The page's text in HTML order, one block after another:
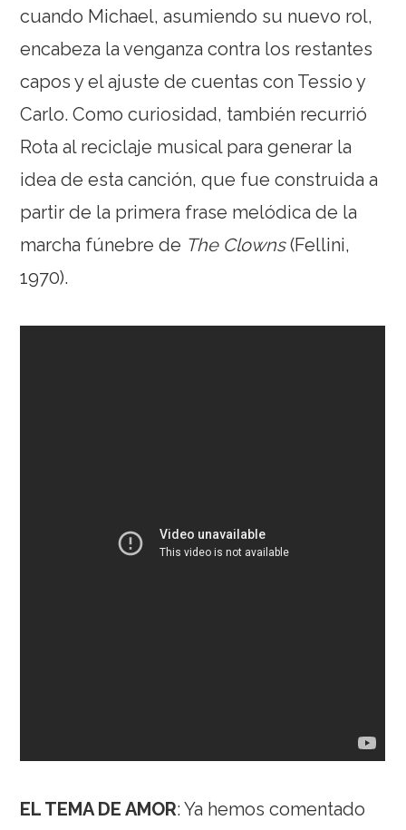
cuando Michael, asumiendo su nuevo rol,
encabeza la venganza contra los restantes
capos y el ajuste de cuentas con Tessio y
Carlo. Como curiosidad, también recurrió
Rota al reciclaje musical para generar la
idea de esta canción, que fue construida a
partir de la primera frase melódica de la
marcha fúnebre de The Clowns(Fellini,
1970).
EL TEMA DE AMOR: Ya hemos comentado